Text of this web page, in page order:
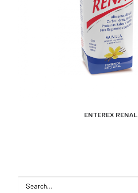
MÁS INFORMACIÓN
ENTEREX RENAL